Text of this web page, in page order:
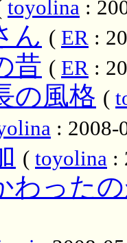
toyolina :
ん ( ER :
昔 ( ER :
の風格 (
: 2008-
( toyolina :
わった